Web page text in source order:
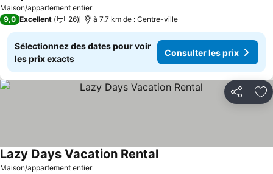
Maison/appartement entier
Consulter les prix
9,0 Excellent 26 à 7.7 km de : Centre-ville
Sélectionnez des dates pour voir
les prix exacts
Consulter les prix
Partager
Maison/appartement entier
Lazy Days Vacation RentalConsulter les prix